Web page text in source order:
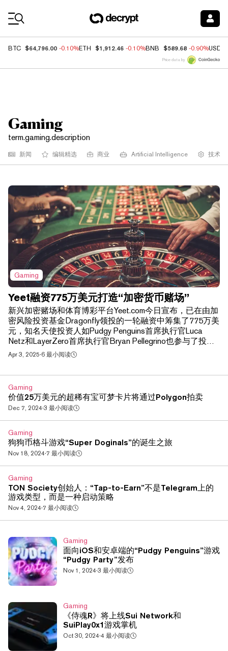
BTC $64,796.00 -0.10%ETH $1,912.46 -0.10%BNB $589.68 -0.90%USDC
Price data by
Gaming
term.gaming.description
新闻 编辑精选 商业 Artificial Intelligence 技术
Gaming
Yeet融资775万美元打造“加密货币赌场”
新兴加密赌场和体育博彩平台Yeet.com今日宣布，已在由加
密风险投资基金Dragonfly领投的一轮融资中筹集了775万美
元，知名天使投资人如Pudgy Penguins首席执行官Luca
Netz和LayerZero首席执行官Bryan Pellegrino也参与了投
资。 该公司由知名的匿名加密货币人物Mando和Keyboard
Monkey，以及职业扑克玩家Ben Lamb共同创立，旨在凭借
DASTAN的投资者。DASTAN总裁Farokh Sarmad也是Yeet
的投资者。） Mando告诉Decrypt：“Yeet的口号是‘加密货币
的赌场’，意味着它是由加密货币爱好者为加密货币爱好者
打造的。”他说：“我们使用加密货币作为支付渠道，但远不
止于此——我们的品牌、团队，甚至游戏本身都深深植根于
加密文化之中。” 该赌博平台将提供多种传统赌场游戏，如
二十一点和轮盘赌，以及全新的、以加密货币为中心的游
戏。例如，用户将能够体验模拟铸造NFT、交易模因币和在
去中心化金融（DeF...
Apr 3, 2025·6 最小阅读
Gaming
价值25万美元的超稀有宝可梦卡片将通过Polygon拍卖
Dec 7, 2024·3 最小阅读
Gaming
狗狗币格斗游戏“Super Doginals”的诞生之旅
Nov 18, 2024·7 最小阅读
Gaming
TON Society创始人：“Tap-to-Earn”不是Telegram上的
游戏类型，而是一种启动策略
Nov 4, 2024·7 最小阅读
Gaming
面向iOS和安卓端的“Pudgy Penguins”游戏
“Pudgy Party”发布
Nov 1, 2024·3 最小阅读
Gaming
《侍魂R》将上线Sui Network和
SuiPlay0x1游戏掌机
Oct 30, 2024·4 最小阅读